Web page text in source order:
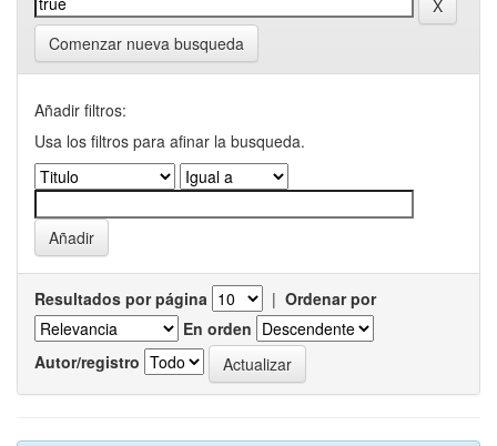
Comenzar nueva busqueda
Añadir filtros:
Usa los filtros para afinar la busqueda.
Resultados por página | Ordenar por
En orden
Autor/registro